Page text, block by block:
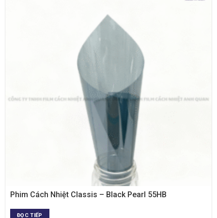
XEM NHANH
Phim Cách Nhiệt Classis – Black Pearl 55HB
ĐỌC TIẾP